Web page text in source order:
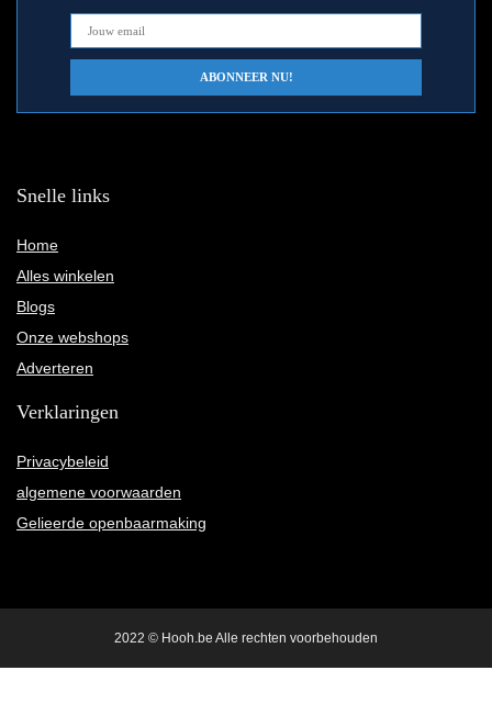
Snelle links
Home
Alles winkelen
Blogs
Onze webshops
Adverteren
Verklaringen
Privacybeleid
algemene voorwaarden
Gelieerde openbaarmaking
2022 © Hooh.be Alle rechten voorbehouden